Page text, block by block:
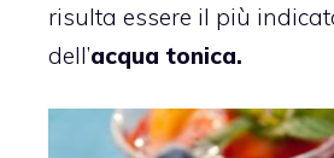
risulta essere il più
dell’acqua tonica.